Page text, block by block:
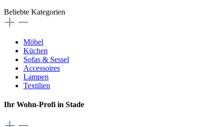
Beliebte Kategorien
Möbel
Küchen
Sofas & Sessel
Accessoires
Lampen
Textilien
Ihr Wohn-Profi in Stade